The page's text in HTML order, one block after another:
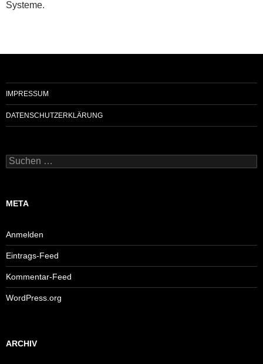
Systeme.
IMPRESSUM
DATENSCHUTZERKLÄRUNG
Suchen
nach:
META
Anmelden
Eintrags-Feed
Kommentar-Feed
WordPress.org
ARCHIV